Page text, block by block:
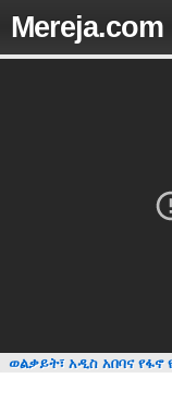
Mereja.com
ወልቃይት፣ አዲስ አበባና